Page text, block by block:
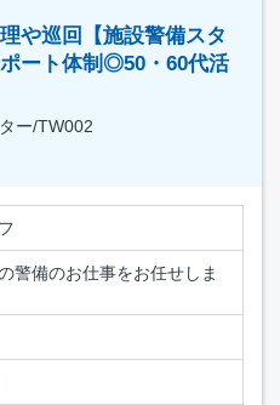
や巡回【施設警備スタ
ート体制◎50・60代活
ー/TW002
警備のお仕事をお任せしま